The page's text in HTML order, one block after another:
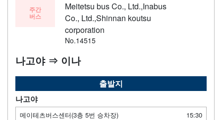
주간
버스
Meitetsu bus Co., Ltd.,Inabus
Co., Ltd.,Shinnan koutsu
corporation
No.14515
나고야 ⇒ 이나
출발지
나고야
메이테츠버스센터(3층 5번 승차장)
15:30